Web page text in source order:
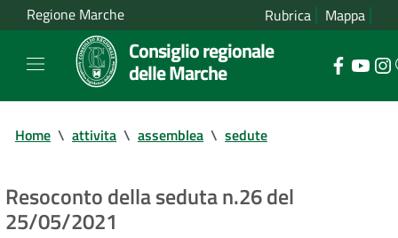
Regione Marche Rubrica Mappa
Consiglio regionale
delle Marche
Home \ attivita \ assemblea \ sedute
Resoconto della seduta n.26 del
25/05/2021